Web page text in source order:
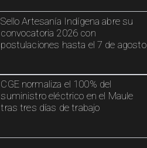
Sello Artesanía Indígena abre su
convocatoria 2026 con
postulaciones hasta el 7 de agosto
CGE normaliza el 100% del
suministro eléctrico en el Maule
tras tres días de trabajo